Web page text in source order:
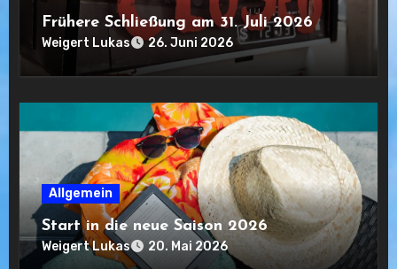
Frühere Schließung am 31. Juli 2026
Weigert Lukas 26. Juni 2026
Allgemein
Start in die neue Saison 2026
Weigert Lukas 20. Mai 2026